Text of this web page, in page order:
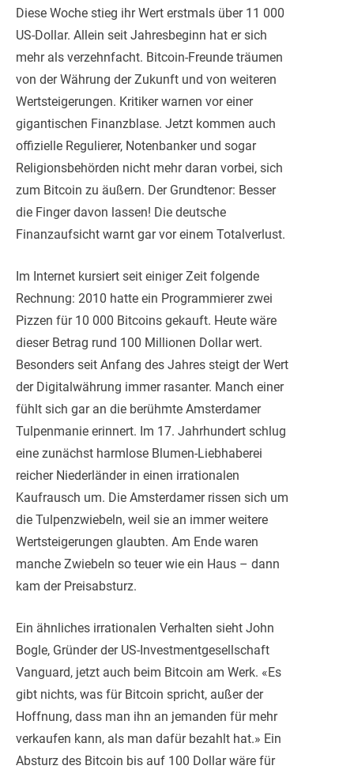
Diese Woche stieg ihr Wert erstmals über 11 000
US-Dollar. Allein seit Jahresbeginn hat er sich
mehr als verzehnfacht. Bitcoin-Freunde träumen
von der Währung der Zukunft und von weiteren
Wertsteigerungen. Kritiker warnen vor einer
gigantischen Finanzblase. Jetzt kommen auch
offizielle Regulierer, Notenbanker und sogar
Religionsbehörden nicht mehr daran vorbei, sich
zum Bitcoin zu äußern. Der Grundtenor: Besser
die Finger davon lassen! Die deutsche
Finanzaufsicht warnt gar vor einem Totalverlust.
Im Internet kursiert seit einiger Zeit folgende
Rechnung: 2010 hatte ein Programmierer zwei
Pizzen für 10 000 Bitcoins gekauft. Heute wäre
dieser Betrag rund 100 Millionen Dollar wert.
Besonders seit Anfang des Jahres steigt der Wert
der Digitalwährung immer rasanter. Manch einer
fühlt sich gar an die berühmte Amsterdamer
Tulpenmanie erinnert. Im 17. Jahrhundert schlug
eine zunächst harmlose Blumen-Liebhaberei
reicher Niederländer in einen irrationalen
Kaufrausch um. Die Amsterdamer rissen sich um
die Tulpenzwiebeln, weil sie an immer weitere
Wertsteigerungen glaubten. Am Ende waren
manche Zwiebeln so teuer wie ein Haus – dann
kam der Preisabsturz.
Ein ähnliches irrationalen Verhalten sieht John
Bogle, Gründer der US-Investmentgesellschaft
Vanguard, jetzt auch beim Bitcoin am Werk. «Es
gibt nichts, was für Bitcoin spricht, außer der
Hoffnung, dass man ihn an jemanden für mehr
verkaufen kann, als man dafür bezahlt hat.» Ein
Absturz des Bitcoin bis auf 100 Dollar wäre für